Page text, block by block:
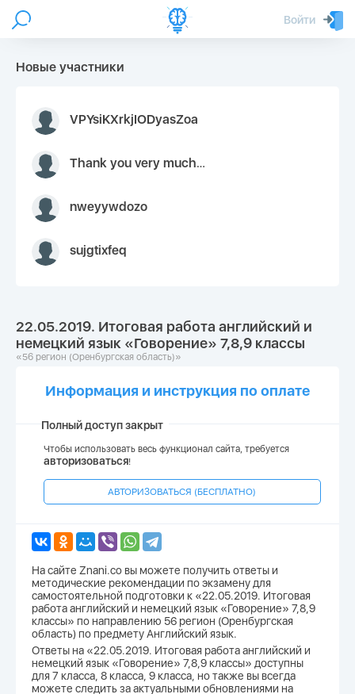
Войти
Новые участники
VPYsiKXrkjIODyasZoa
Thank you very much for your inquiry We appreciate you 9126052 https://youtube.com faceapple !
nweyywdozo
sujgtixfeq
22.05.2019. Итоговая работа английский и
немецкий язык «Говорение» 7,8,9 классы
«56 регион (Оренбургская область)»
Информация и инструкция по оплате
Полный доступ закрыт
Чтобы использовать весь функционал сайта, требуется
авторизоваться!
АВТОРИЗОВАТЬСЯ (БЕСПЛАТНО)
На сайте Znani.co вы можете получить ответы и
методические рекомендации по экзамену для
самостоятельной подготовки к «22.05.2019. Итоговая
работа английский и немецкий язык «Говорение» 7,8,9
классы» по направлению 56 регион (Оренбургская
область) по предмету Английский язык.
Ответы на «22.05.2019. Итоговая работа английский и
немецкий язык «Говорение» 7,8,9 классы» доступны
для 7 класса, 8 класса, 9 класса, но также вы всегда
можете следить за актуальными обновлениями на